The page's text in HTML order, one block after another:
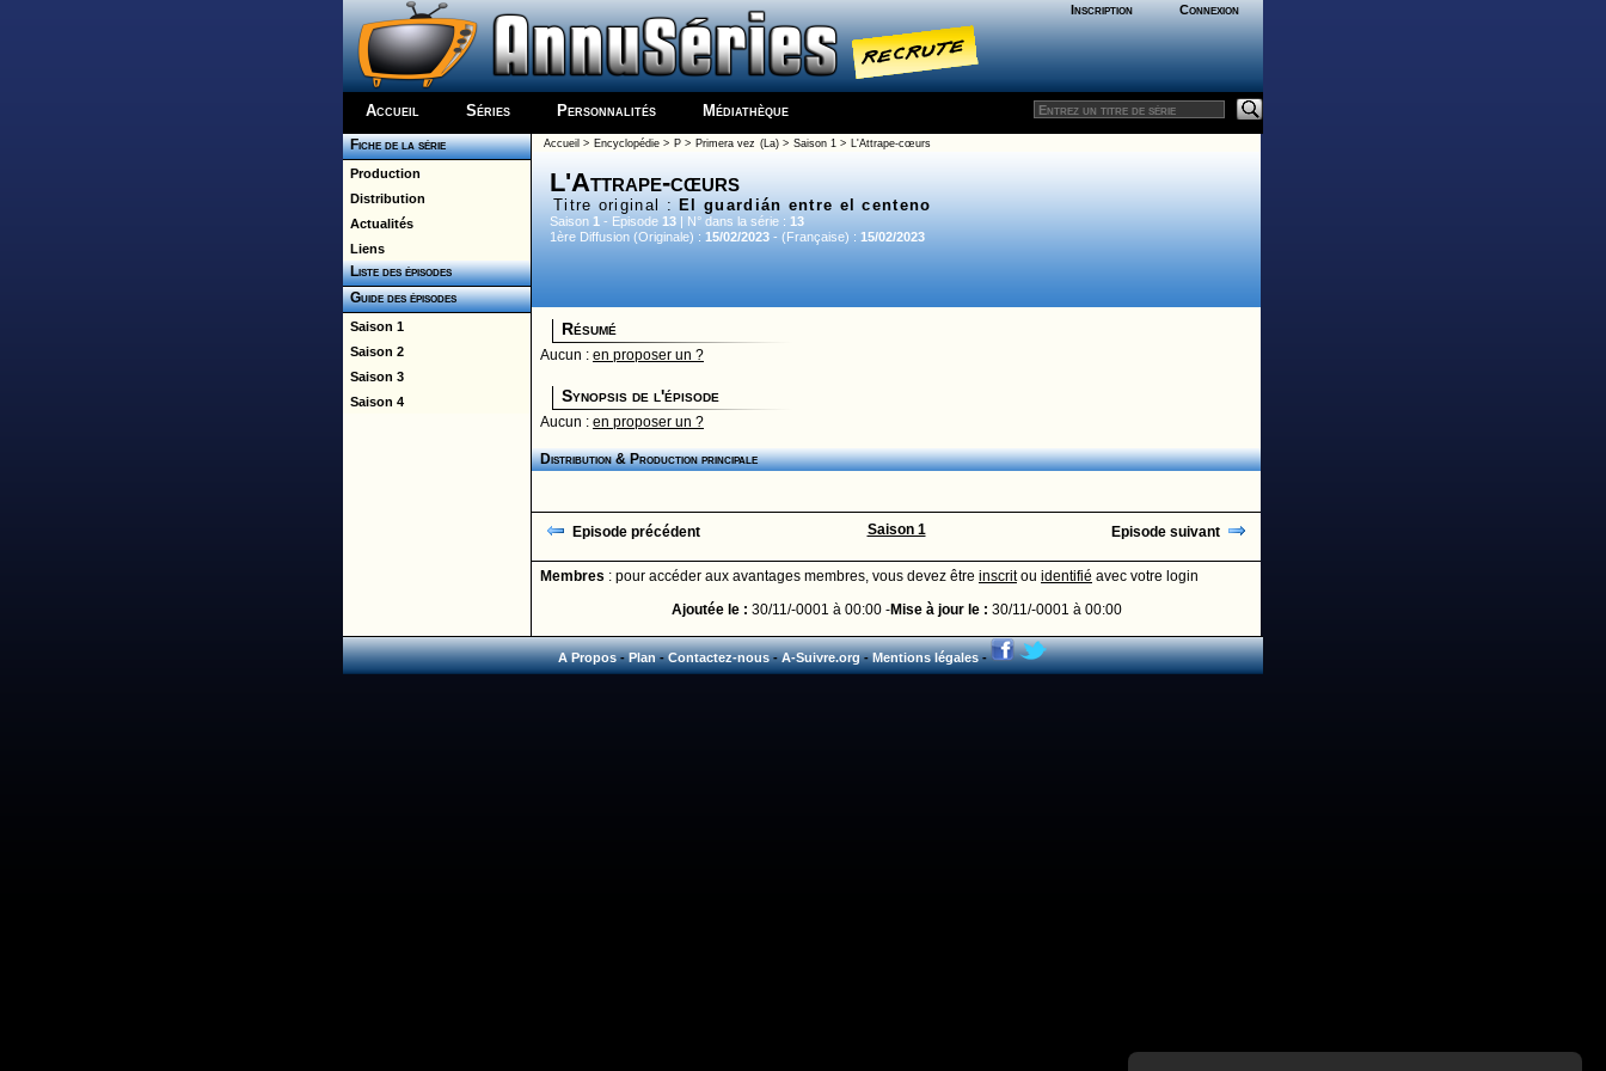
Inscription Connexion
Accueil Séries Personnalités Médiathèque
Fiche de la série
Production
Distribution
Actualités
Liens
Liste des épisodes
Guide des épisodes
Saison 1
Saison 2
Saison 3
Saison 4
Accueil > Encyclopédie> P> Primera vez (La)> Saison 1> L'Attrape-cœurs
L'Attrape-cœurs
Titre original : El guardián entre el centeno
Saison 1 - Episode 13 | N° dans la série : 13
1ère Diffusion (Originale) : 15/02/2023 - (Française) : 15/02/2023
Résumé
Aucun : en proposer un ?
Synopsis de l'épisode
Aucun : en proposer un ?
Distribution & Production principale
Episode précédent Saison 1 Episode suivant
Membres : pour accéder aux avantages membres, vous devez être inscritou identifié avec votre login
Ajoutée le : 30/11/-0001 à 00:00 -Mise à jour le : 30/11/-0001 à 00:00
A Propos-Plan-Contactez-nous-A-Suivre.org-Mentions légales-